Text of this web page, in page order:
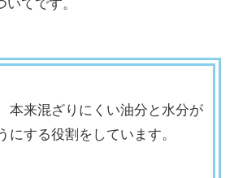
てです。
本来混ざりにくい油分と水分が
にする役割をしています。